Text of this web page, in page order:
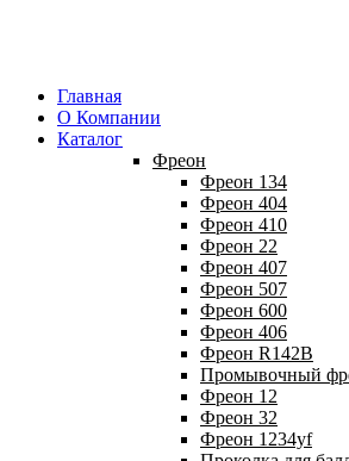
Главная
О Компании
Каталог
Фреон
Фреон 134
Фреон 404
Фреон 410
Фреон 22
Фреон 407
Фреон 507
Фреон 600
Фреон 406
Фреон R142B
Промывочный
Фреон 12
Фреон 32
Фреон 1234yf